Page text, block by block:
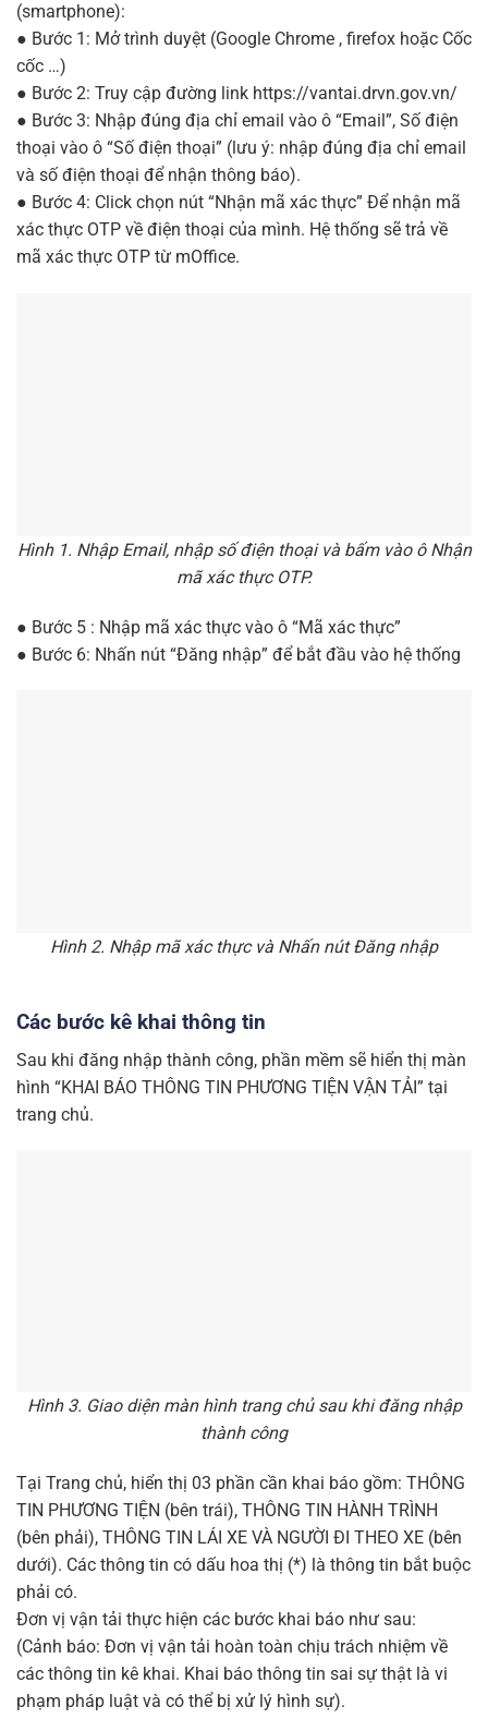
(smartphone):
● Bước 1: Mở trình duyệt (Google Chrome , firefox hoặc Cốc
cốc …)
● Bước 2: Truy cập đường link https://vantai.drvn.gov.vn/
● Bước 3: Nhập đúng địa chỉ email vào ô “Email”, Số điện
thoại vào ô “Số điện thoại” (lưu ý: nhập đúng địa chỉ email
và số điện thoại để nhận thông báo).
● Bước 4: Click chọn nút “Nhận mã xác thực” Để nhận mã
xác thực OTP về điện thoại của mình. Hệ thống sẽ trả về
mã xác thực OTP từ mOffice.
Hình 1. Nhập Email, nhập số điện thoại và bấm vào ô Nhận
mã xác thực OTP.
● Bước 5 : Nhập mã xác thực vào ô “Mã xác thực”
● Bước 6: Nhấn nút “Đăng nhập” để bắt đầu vào hệ thống
Hình 2. Nhập mã xác thực và Nhấn nút Đăng nhập
Các bước kê khai thông tin
Sau khi đăng nhập thành công, phần mềm sẽ hiển thị màn
hình “KHAI BÁO THÔNG TIN PHƯƠNG TIỆN VẬN TẢI” tại
trang chủ.
Hình 3. Giao diện màn hình trang chủ sau khi đăng nhập
thành công
Tại Trang chủ, hiển thị 03 phần cần khai báo gồm: THÔNG
TIN PHƯƠNG TIỆN (bên trái), THÔNG TIN HÀNH TRÌNH
(bên phải), THÔNG TIN LÁI XE VÀ NGƯỜI ĐI THEO XE (bên
dưới). Các thông tin có dấu hoa thị (*) là thông tin bắt buộc
phải có.
Đơn vị vận tải thực hiện các bước khai báo như sau:
(Cảnh báo: Đơn vị vận tải hoàn toàn chịu trách nhiệm về
các thông tin kê khai. Khai báo thông tin sai sự thật là vi
phạm pháp luật và có thể bị xử lý hình sự).